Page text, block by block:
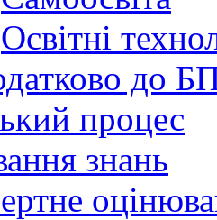
Освітні
до
процес
знань